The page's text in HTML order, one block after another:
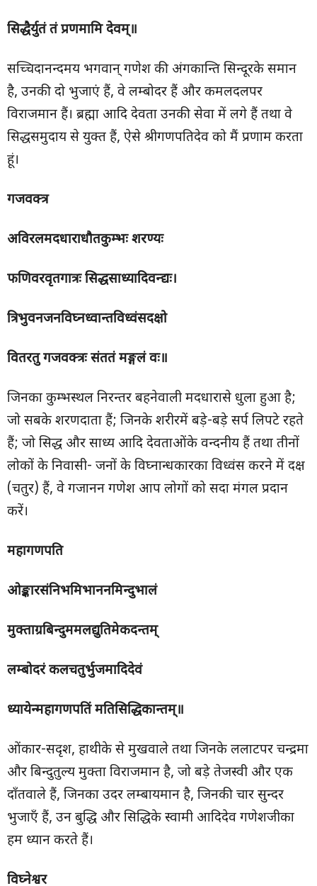
सिद्धैर्युतं तं प्रणमामि देवम्॥
सच्चिदानन्दमय भगवान् गणेश की अंगकान्ति सिन्दूरके समान
है, उनकी दो भुजाएं हैं, वे लम्बोदर हैं और कमलदलपर
विराजमान हैं। ब्रह्मा आदि देवता उनकी सेवा में लगे हैं तथा वे
सिद्धसमुदाय से युक्त हैं, ऐसे श्रीगणपतिदेव को मैं प्रणाम करता
हूं।
गजवक्त्र
अविरलमदधाराधौतकुम्भः शरण्यः
फणिवरवृतगात्रः सिद्धसाध्यादिवन्द्यः।
त्रिभुवनजनविघ्नध्वान्तविध्वंसदक्षो
वितरतु गजवक्त्रः संततं मङ्गलं वः॥
जिनका कुम्भस्थल निरन्तर बहनेवाली मदधारासे धुला हुआ है;
जो सबके शरणदाता हैं; जिनके शरीरमें बड़े-बड़े सर्प लिपटे रहते
हैं; जो सिद्ध और साध्य आदि देवताओंके वन्दनीय हैं तथा तीनों
लोकों के निवासी- जनों के विघ्नान्धकारका विध्वंस करने में दक्ष
(चतुर) हैं, वे गजानन गणेश आप लोगों को सदा मंगल प्रदान
करें।
महागणपति
ओङ्कारसंनिभमिभाननमिन्दुभालं
मुक्ताग्रबिन्दुममलद्युतिमेकदन्तम्
लम्बोदरं कलचतुर्भुजमादिदेवं
ध्यायेन्महागणपतिं मतिसिद्धिकान्तम्॥
ओंकार-सदृश, हाथीके से मुखवाले तथा जिनके ललाटपर चन्द्रमा
और बिन्दुतुल्य मुक्ता विराजमान है, जो बड़े तेजस्वी और एक
दाँतवाले हैं, जिनका उदर लम्बायमान है, जिनकी चार सुन्दर
भुजाएँ हैं, उन बुद्धि और सिद्धिके स्वामी आदिदेव गणेशजीका
हम ध्यान करते हैं।
विघ्नेश्वर